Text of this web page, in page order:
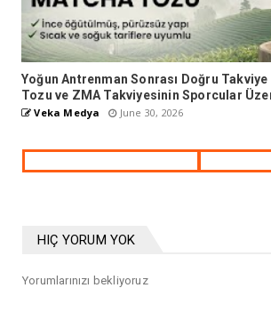
Yoğun Antrenman Sonrası Doğru
Tozu ve ZMA Takviyesinin Sporcular
Veka Medya June 30, 2026
HIÇ YORUM YOK
Yorumlarınızı bekliyoruz